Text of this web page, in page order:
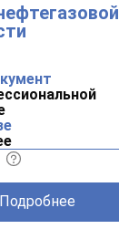
Подробнее